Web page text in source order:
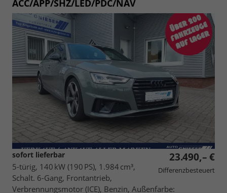
ACC/APP/SHZ/LED/PDC/NAV
23.490,– €
Differenzbesteuert
sofort lieferbar
5-türig, 140 kW (190 PS), 1.984 cm³,
Schalt. 6-Gang, Frontantrieb,
Verbrennungsmotor (ICE), Benzin, Außenfarbe: